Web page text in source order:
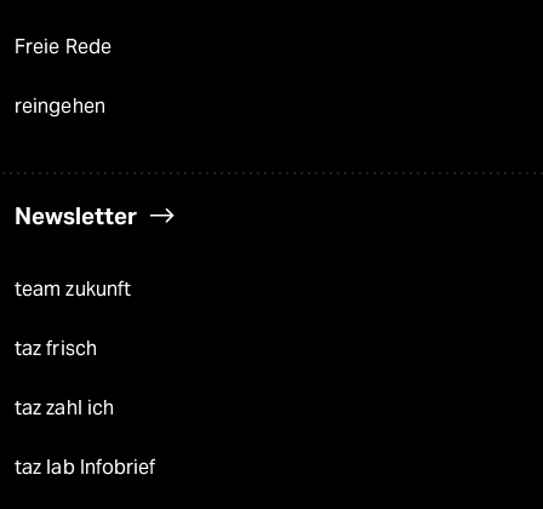
Freie Rede
reingehen
Newsletter
team zukunft
taz frisch
taz zahl ich
taz lab Infobrief